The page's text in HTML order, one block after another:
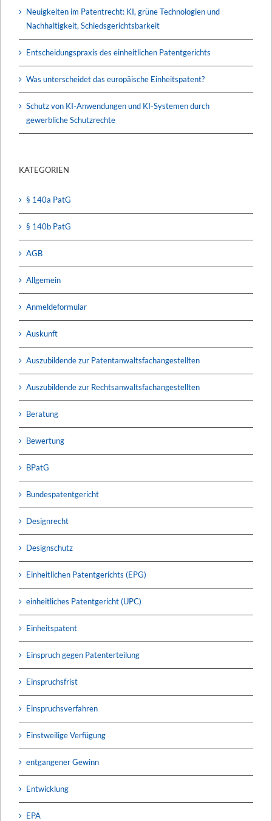
Neuigkeiten im Patentrecht: KI, grüne Technologien und
Nachhaltigkeit, Schiedsgerichtsbarkeit
Entscheidungspraxis des einheitlichen Patentgerichts
Was unterscheidet das europäische Einheitspatent?
Schutz von KI-Anwendungen und KI-Systemen durch
gewerbliche Schutzrechte
KATEGORIEN
§ 140a PatG
§ 140b PatG
AGB
Allgemein
Anmeldeformular
Auskunft
Auszubildende zur Patentanwaltsfachangestellten
Auszubildende zur Rechtsanwaltsfachangestellten
Beratung
Bewertung
BPatG
Bundespatentgericht
Designrecht
Designschutz
Einheitlichen Patentgerichts (EPG)
einheitliches Patentgericht (UPC)
Einheitspatent
Einspruch gegen Patenterteilung
Einspruchsfrist
Einspruchsverfahren
Einstweilige Verfügung
entgangener Gewinn
Entwicklung
EPA